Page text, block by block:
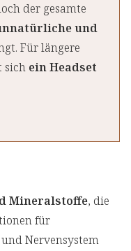
der gesamte
und
Für längere
sich ein Headset
Mineralstoffe, die
für
Nervensystem